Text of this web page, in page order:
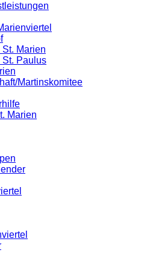
Marien
St. Paulus
Martinskomitee
Marien